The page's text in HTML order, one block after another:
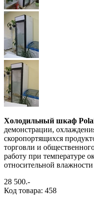
Холодильный шкаф
демонстрации,
скоропортящихся
торговли и
работу при температуре
относительной
28 500.-
Код товара: 458